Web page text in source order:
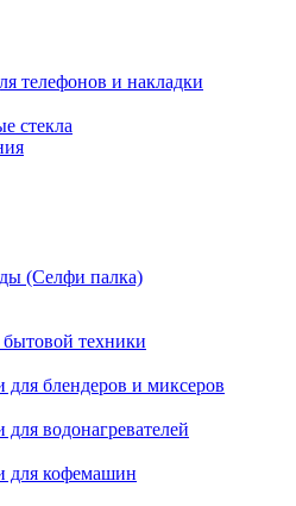
телефонов и накладки
стекла
(Селфи палка)
бытовой техники
для блендеров и миксеров
для водонагревателей
для кофемашин